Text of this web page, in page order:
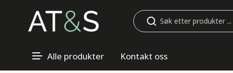
Søk
Alle produkter Kontakt oss